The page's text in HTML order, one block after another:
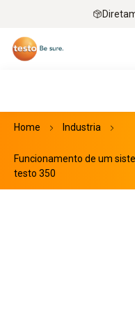
Home Industria
Funcionamento de um
testo 350